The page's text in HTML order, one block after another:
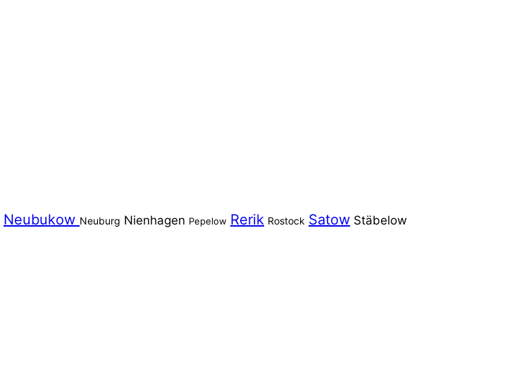
Neubukow Neuburg Nienhagen Pepelow Rerik Rostock Satow Stäbelow